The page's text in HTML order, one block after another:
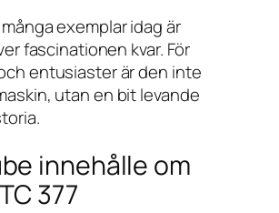
exemplar idag är
fascinationen kvar. För
entusiaster är den inte
utan en bit levande
innehålle om
377